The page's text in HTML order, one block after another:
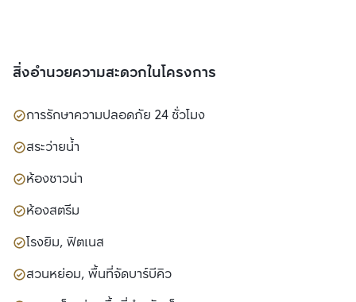
สิ่งอำนวยความสะดวกในโครงการ
การรักษาความปลอดภัย 24 ชั่วโมง
สระว่ายน้ำ
ห้องซาวน่า
ห้องสตรีม
โรงยิม, ฟิตเนส
สวนหย่อม, พื้นที่จัดบาร์บีคิว